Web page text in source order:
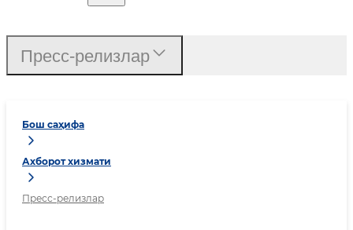
Бош саҳифа
Ахборот хизмати
Пресс-релизлар
Пресс-релизлар